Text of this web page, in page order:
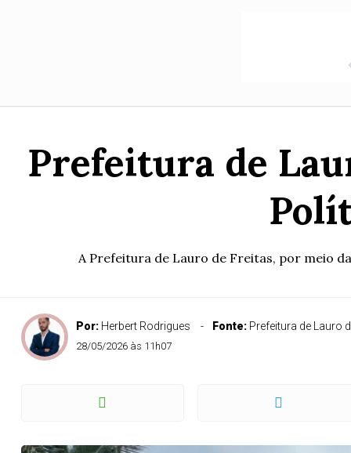
Prefeitura de
A Prefeitura de Lauro de Freitas, por meio
Por: Herbert Rodrigues Fonte: Prefeitura de Lauro
28/05/2026 às 11h07